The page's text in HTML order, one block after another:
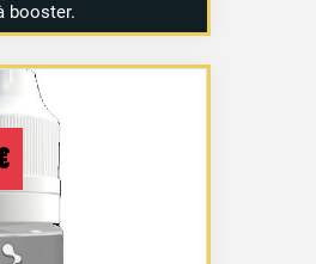
booster.
Plage
de
prix :